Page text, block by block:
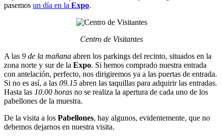
pasemos un día en la Expo.
Centro de Visitantes
A las 9 de la mañana abren los parkings del recinto, situados en la
zona norte y sur de la Expo. Si hemos comprado nuestra entrada
con antelación, perfecto, nos dirigiremos ya a las puertas de entrada.
Si no es así, a las 09.15 abren las taquillas para adquirir las entradas.
Hasta las 10.00 horas no se realiza la apertura de cada uno de los
pabellones de la muestra.
De la visita a los Pabellones, hay algunos, evidentemente, que no
debemos dejarnos en nuestra visita.